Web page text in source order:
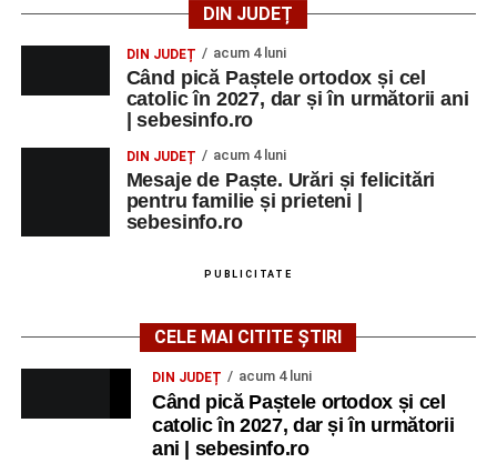
DIN JUDEȚ
DIN JUDEȚ acum 4 luni
Când pică Paștele ortodox și cel
catolic în 2027, dar și în următorii ani
| sebesinfo.ro
DIN JUDEȚ acum 4 luni
Mesaje de Paște. Urări și felicitări
pentru familie și prieteni |
sebesinfo.ro
PUBLICITATE
CELE MAI CITITE ȘTIRI
DIN JUDEȚ acum 4 luni
Când pică Paștele ortodox și cel
catolic în 2027, dar și în următorii
ani | sebesinfo.ro